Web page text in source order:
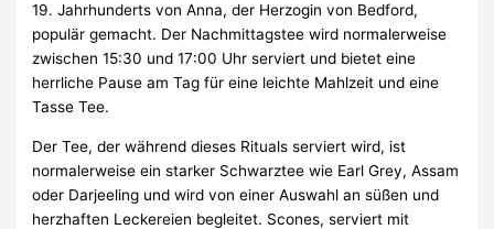
19. Jahrhunderts von Anna, der Herzogin von Bedford,
populär gemacht. Der Nachmittagstee wird normalerweise
zwischen 15:30 und 17:00 Uhr serviert und bietet eine
herrliche Pause am Tag für eine leichte Mahlzeit und eine
Tasse Tee.
Der Tee, der während dieses Rituals serviert wird, ist
normalerweise ein starker Schwarztee wie Earl Grey, Assam
oder Darjeeling und wird von einer Auswahl an süßen und
herzhaften Leckereien begleitet. Scones, serviert mit